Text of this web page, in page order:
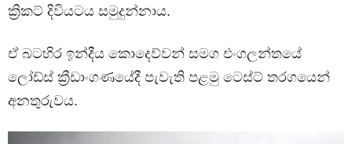
ක්‍රිකට් දිවියටය සමුදුන්නාය.
ඒ බටහිර ඉන්දීය කොදෙව්වන් සමග එංගලන්තයේ
ලෝඩ්ස් ක්‍රීඩාංගණයේදී පැවැති පළමු ටෙස්ට් තරගයෙන්
අනතුරුවය.